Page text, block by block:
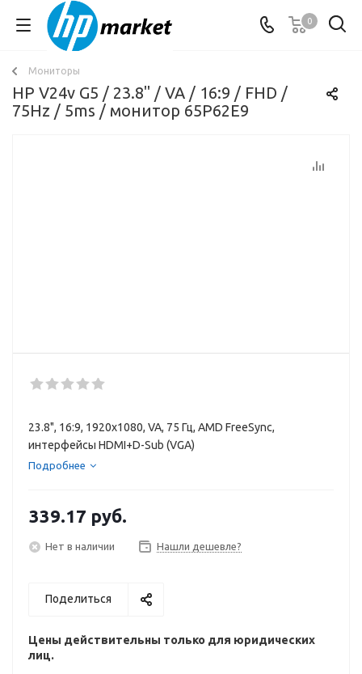
0
Мониторы
HP V24v G5 / 23.8" / VA / 16:9 / FHD /
75Hz / 5ms / монитор 65P62E9
23.8", 16:9, 1920x1080, VA, 75 Гц, AMD FreeSync,
интерфейсы HDMI+D-Sub (VGA)
Подробнее
339.17 руб.
Нет в наличии Нашли дешевле?
Поделиться
Цены действительны только для юридических
лиц.